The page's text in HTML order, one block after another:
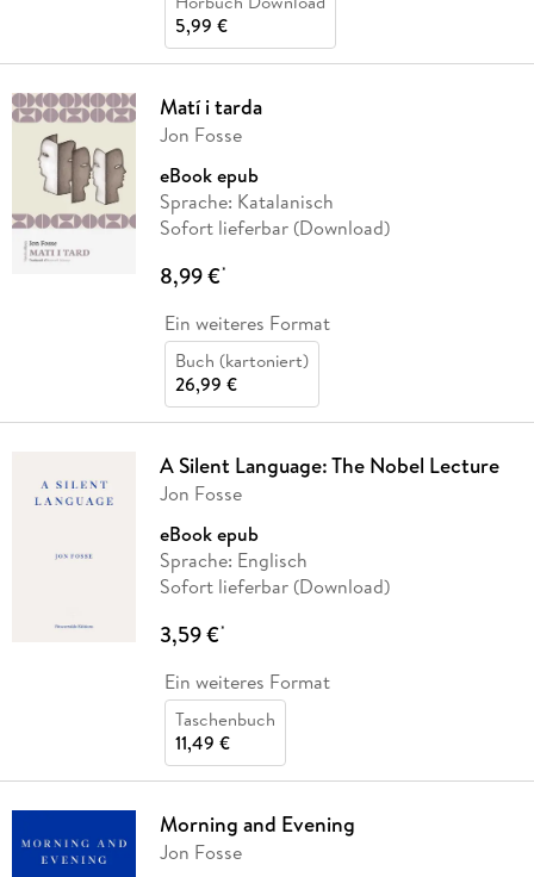
5,99 €
Matí i tarda
Jon Fosse
eBook epub
Sprache: Katalanisch
Sofort lieferbar (Download)
8,99 €*
Ein weiteres Format
Buch (kartoniert)
26,99 €
A Silent Language: The Nobel Lecture
Jon Fosse
eBook epub
Sprache: Englisch
Sofort lieferbar (Download)
3,59 €*
Ein weiteres Format
Taschenbuch
11,49 €
Morning and Evening
Jon Fosse